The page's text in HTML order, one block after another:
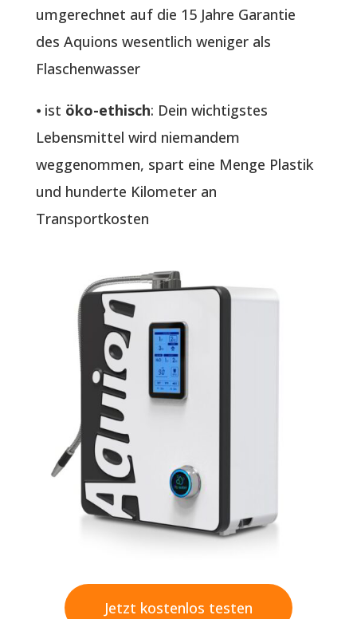
umgerechnet auf die 15 Jahre Garantie
des Aquions wesentlich weniger als
Flaschenwasser
⦁ ist öko-ethisch: Dein wichtigstes
Lebensmittel wird niemandem
weggenommen, spart eine Menge Plastik
und hunderte Kilometer an
Transportkosten
Jetzt kostenlos testen